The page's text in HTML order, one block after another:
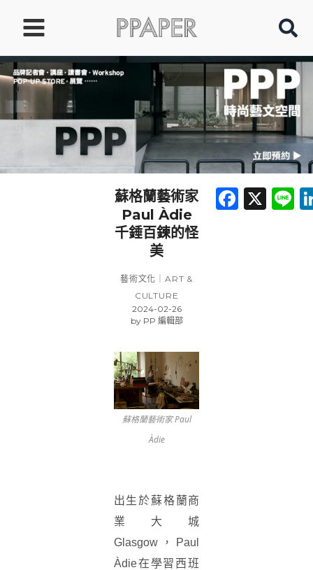
要
內
蘇格蘭藝術家
Paul Àdie
千錘百鍊的怪
美
藝術文化｜ART &
CULTURE
2024-02-26
byPP 編輯部
蘇格蘭藝術家 Paul
Àdie
出生於蘇格蘭商
業大城
Glasgow，Paul
Àdie在學習西班
X